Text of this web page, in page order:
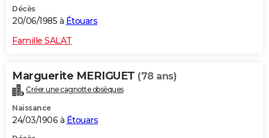
Décès
20/06/1985 à Étouars
Famille SALAT
Marguerite MERIGUET (78 ans)
Créer une cagnotte obsèques
Naissance
24/03/1906 à Étouars